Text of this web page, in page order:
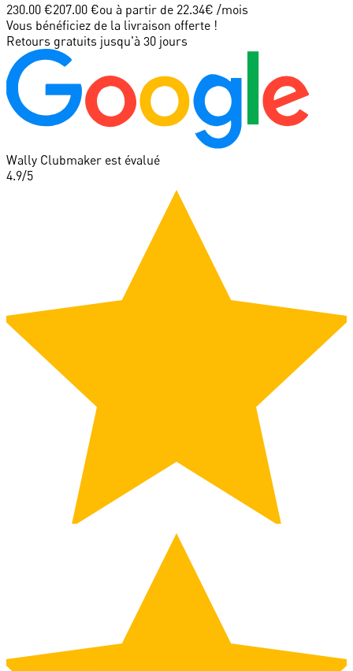
230.00 €207.00 €ou à partir de 22.34€ /mois
Vous bénéficiez de la livraison offerte !
Retours gratuits jusqu'à 30 jours
Wally Clubmaker est évalué
4.9/5